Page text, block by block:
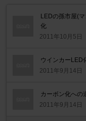
LEDの孫市屋(
化
2011年10月5日
ウインカーLED
2011年9月14日
カーボン化へ
2011年9月14日